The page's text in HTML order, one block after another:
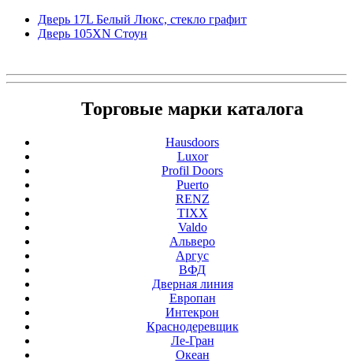
Дверь 17L Белый Люкс, стекло графит
Дверь 105ХN Стоун
Торговые марки каталога
Hausdoors
Luxor
Profil Doors
Puerto
RENZ
TIXX
Valdo
Альверо
Аргус
ВФД
Дверная линия
Европан
Интекрон
Краснодеревщик
Ле-Гран
Океан